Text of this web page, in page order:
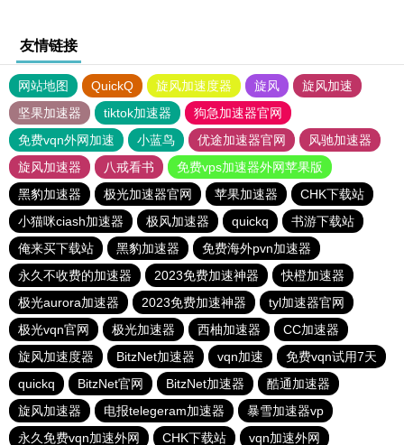
友情链接
网站地图 QuickQ 旋风加速度器 旋风
旋风加速
坚果加速器
tiktok加速器
狗急加速器官网
免费vqn外网加速
小蓝鸟 优途加速器官网
风驰加速器
旋风加速器
八戒看书
免费vps加速器外网苹果版
黑豹加速器
极光加速器官网 苹果加速器
CHK下载站
小猫咪ciash加速器
极风加速器 quickq
书游下载站
俺来买下载站
黑豹加速器
免费海外pvn加速器
永久不收费的加速器
2023免费加速神器
快橙加速器
极光aurora加速器
2023免费加速神器
tyl加速器官网
极光vqn官网
极光加速器 西柚加速器
CC加速器
旋风加速度器
BitzNet加速器 vqn加速
免费vqn试用7天
quickq
BitzNet官网 BitzNet加速器
酷通加速器
旋风加速器
电报telegeram加速器
暴雪加速器vp
永久免费vqn加速外网
CHK下载站 vqn加速外网